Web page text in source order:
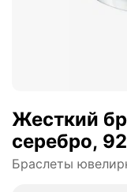
Жесткий
серебро,
Браслеты